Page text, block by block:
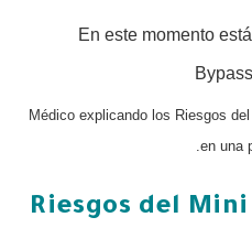
Médico explicando los Riesgos
en una
Riesgos del